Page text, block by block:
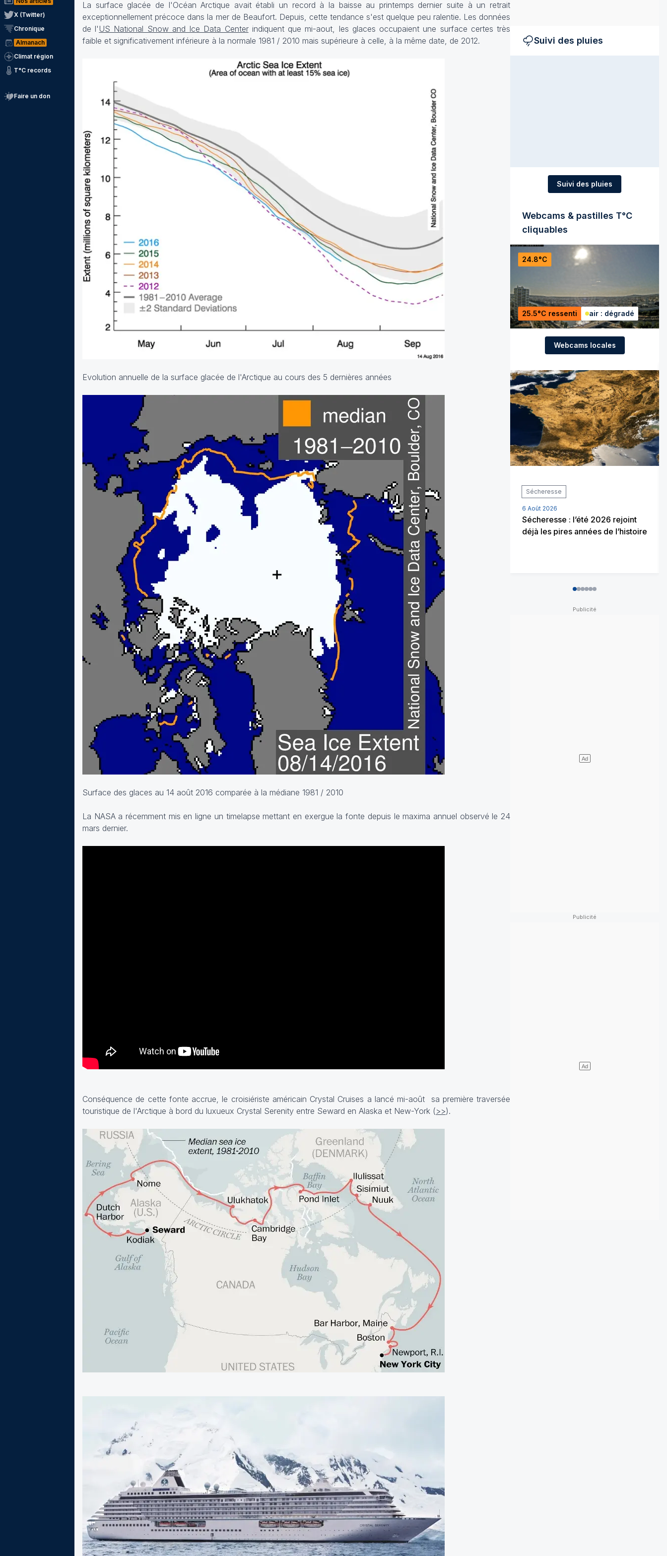
X (Twitter)
Chronique
Almanach
Climat région
T°C records
Faire un don
La surface glacée de l'Océan Arctique avait établi un record à la baisse au printemps dernier suite à un retrait
exceptionnellement précoce dans la mer de Beaufort. Depuis, cette tendance s'est quelque peu ralentie. Les données
de l'US National Snow and Ice Data Centerindiquent que mi-aout, les glaces occupaient une surface certes très
faible et significativement inférieure à la normale 1981 / 2010 mais supérieure à celle, à la même date, de 2012.
Evolution annuelle de la surface glacée de l'Arctique au cours des 5 dernières années
Surface des glaces au 14 août 2016 comparée à la médiane 1981 / 2010
La NASA a récemment mis en ligne un timelapse mettant en exergue la fonte depuis le maxima annuel observé le 24
mars dernier.
Conséquence de cette fonte accrue, le croisiériste américain Crystal Cruises a lancé mi-août sa première traversée
touristique de l'Arctique à bord du luxueux Crystal Serenity entre Seward en Alaska et New-York (>>).
Suivi des pluies
Suivi des pluies
Webcams & pastilles T°C
cliquables
24.8°C
25.5°C ressenti air : dégradé
Webcams locales
Sécheresse
6 Août 2026
Sécheresse : l’été 2026 rejoint
déjà les pires années de l’histoire
012345